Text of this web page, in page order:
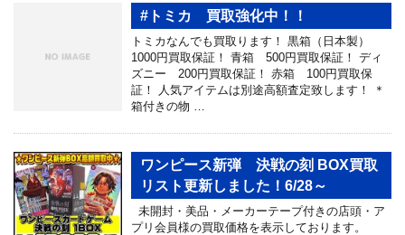
#トミカ 買取強化中！！
トミカなんでも買取ります！ 黒箱（日本製）
1000円買取保証！ 青箱 500円買取保証！ ディ
ズニー 200円買取保証！ 赤箱 100円買取保
証！ 人気アイテムは別途高額査定致します！ ＊
箱付きの物 …
ワンピース新弾 決戦の刻 BOX買取
リスト更新しました！6/28～
未開封・美品・メーカーテープ付きの店頭・ア
プリ会員様の買取価格を表示しております。